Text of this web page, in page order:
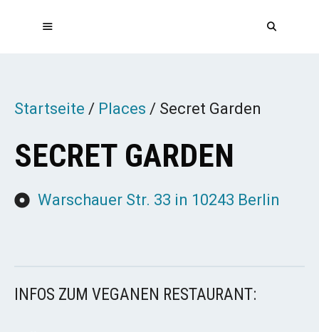
Startseite / Places / Secret Garden
SECRET GARDEN
Warschauer Str. 33 in 10243 Berlin
INFOS ZUM VEGANEN RESTAURANT: